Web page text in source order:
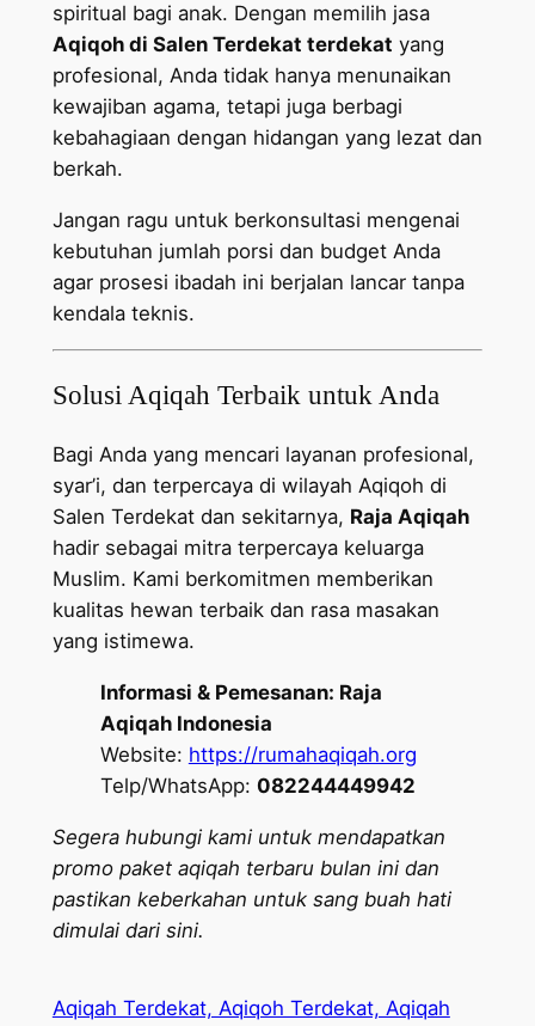
spiritual bagi anak. Dengan memilih jasa
Aqiqoh di Salen Terdekat terdekat yang
profesional, Anda tidak hanya menunaikan
kewajiban agama, tetapi juga berbagi
kebahagiaan dengan hidangan yang lezat dan
berkah.
Jangan ragu untuk berkonsultasi mengenai
kebutuhan jumlah porsi dan budget Anda
agar prosesi ibadah ini berjalan lancar tanpa
kendala teknis.
Solusi Aqiqah Terbaik untuk Anda
Bagi Anda yang mencari layanan profesional,
syar’i, dan terpercaya di wilayah Aqiqoh di
Salen Terdekat dan sekitarnya, Raja Aqiqah
hadir sebagai mitra terpercaya keluarga
Muslim. Kami berkomitmen memberikan
kualitas hewan terbaik dan rasa masakan
yang istimewa.
Informasi & Pemesanan: Raja
Aqiqah Indonesia
Website: https://rumahaqiqah.org
Telp/WhatsApp: 082244449942
Segera hubungi kami untuk mendapatkan
promo paket aqiqah terbaru bulan ini dan
pastikan keberkahan untuk sang buah hati
dimulai dari sini.
Aqiqah Terdekat, Aqiqoh Terdekat, Aqiqah